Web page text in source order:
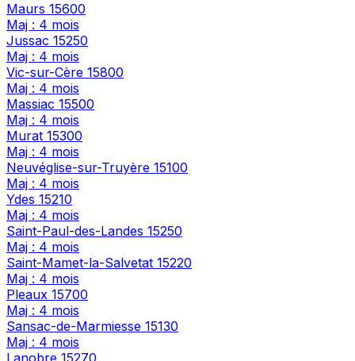
Maurs 15600
Maj : 4 mois
Jussac 15250
Maj : 4 mois
Vic-sur-Cère 15800
Maj : 4 mois
Massiac 15500
Maj : 4 mois
Murat 15300
Maj : 4 mois
Neuvéglise-sur-Truyère 15100
Maj : 4 mois
Ydes 15210
Maj : 4 mois
Saint-Paul-des-Landes 15250
Maj : 4 mois
Saint-Mamet-la-Salvetat 15220
Maj : 4 mois
Pleaux 15700
Maj : 4 mois
Sansac-de-Marmiesse 15130
Maj : 4 mois
Lanobre 15270